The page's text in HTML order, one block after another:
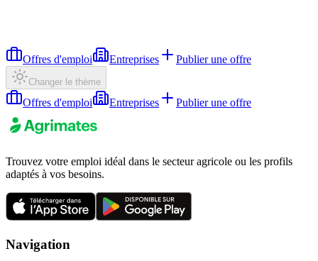
Offres d'emploi Entreprises Publier une offre
Changer le thème
Offres d'emploi Entreprises Publier une offre
Trouvez votre emploi idéal dans le secteur agricole ou les profils
adaptés à vos besoins.
Navigation